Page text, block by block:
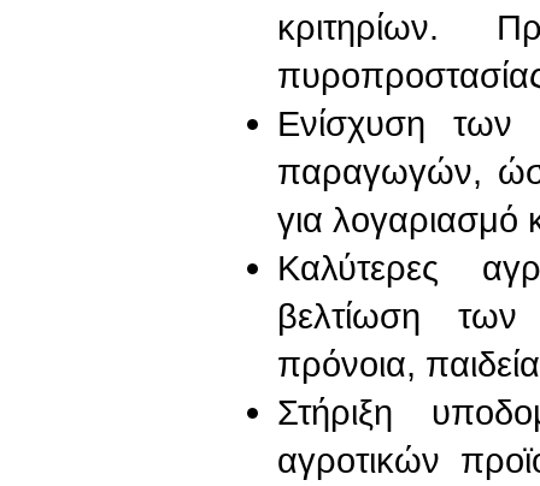
κριτηρίων.
Ενίσχυση των
παραγωγών,
για
Καλύτερες
βελτίωση των
πρόνοια,
Στήριξη
αγροτικών